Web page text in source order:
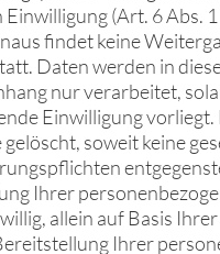
(Art. 6 Abs. 1
findet keine
Daten werden in
nur verarbeitet,
Einwilligung vorliegt.
soweit keine
Ihrer
allein auf Basis
Ihrer